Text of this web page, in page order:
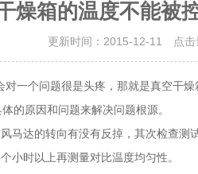
燥箱的温度不能被
更新时间：2015-12-11 点击
一个问题很是头疼，那就是真空干
的原因和问题来解决问题根源。
达的转向有没有反掉，其次检查测
小时以上再测量对比温度均匀性。